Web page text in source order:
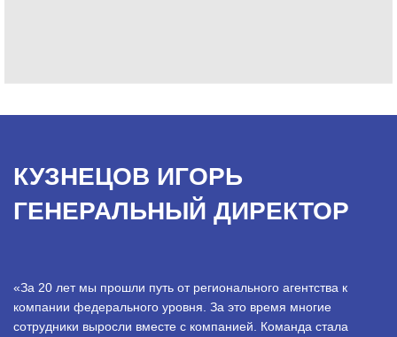
КУЗНЕЦОВ ИГОРЬ
ГЕНЕРАЛЬНЫЙ ДИРЕКТОР
«За 20 лет мы прошли путь от регионального агентства к
компании федерального уровня. За это время многие
сотрудники выросли вместе с компанией. Команда стала